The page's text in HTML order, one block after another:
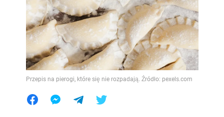
Przepis na pierogi, które się nie rozpadają. Źródło: pexels.com